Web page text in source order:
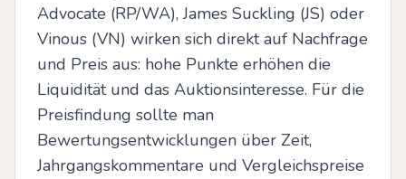
Advocate (RP/WA), James Suckling (JS) oder
Vinous (VN) wirken sich direkt auf Nachfrage
und Preis aus: hohe Punkte erhöhen die
Liquidität und das Auktionsinteresse. Für die
Preisfindung sollte man
Bewertungsentwicklungen über Zeit,
Jahrgangskommentare und Vergleichspreise